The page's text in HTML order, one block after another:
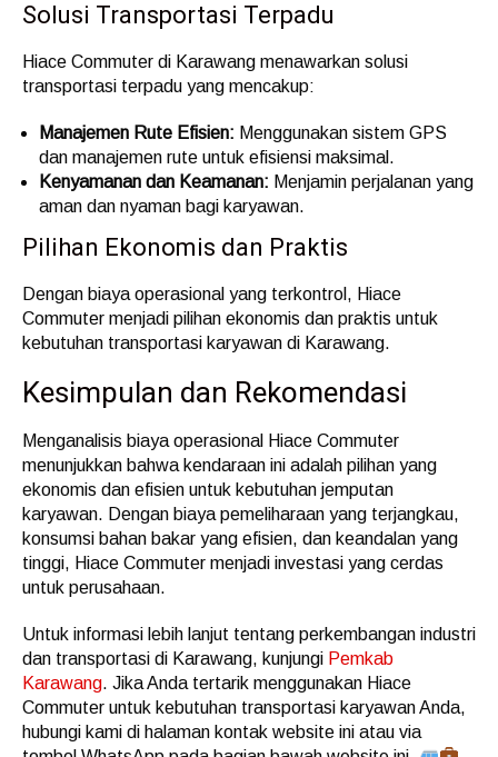
Solusi Transportasi Terpadu
Hiace Commuter di Karawang menawarkan solusi
transportasi terpadu yang mencakup:
Manajemen Rute Efisien: Menggunakan sistem GPS
dan manajemen rute untuk efisiensi maksimal.
Kenyamanan dan Keamanan: Menjamin perjalanan yang
aman dan nyaman bagi karyawan.
Pilihan Ekonomis dan Praktis
Dengan biaya operasional yang terkontrol, Hiace
Commuter menjadi pilihan ekonomis dan praktis untuk
kebutuhan transportasi karyawan di Karawang.
Kesimpulan dan Rekomendasi
Menganalisis biaya operasional Hiace Commuter
menunjukkan bahwa kendaraan ini adalah pilihan yang
ekonomis dan efisien untuk kebutuhan jemputan
karyawan. Dengan biaya pemeliharaan yang terjangkau,
konsumsi bahan bakar yang efisien, dan keandalan yang
tinggi, Hiace Commuter menjadi investasi yang cerdas
untuk perusahaan.
Untuk informasi lebih lanjut tentang perkembangan industri
dan transportasi di Karawang, kunjungi Pemkab
Karawang. Jika Anda tertarik menggunakan Hiace
Commuter untuk kebutuhan transportasi karyawan Anda,
hubungi kami di halaman kontak website ini atau via